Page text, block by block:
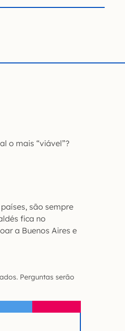
o mais “viável”?
são sempre
fica no
a Buenos Aires e
Perguntas serão